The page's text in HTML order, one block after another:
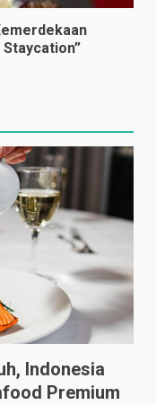
Indonesia
Premium